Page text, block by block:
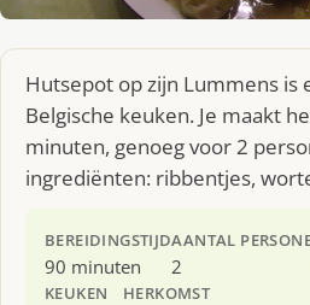
Hutsepot op zijn Lummens is
Belgische keuken. Je maakt
minuten, genoeg voor 2
ingrediënten: ribbentjes,
BEREIDINGSTIJD
90 minuten
AANTAL
2
KEUKEN HERKOMST